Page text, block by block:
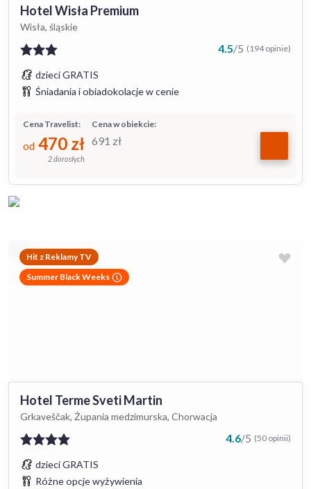
Hotel Wisła Premium
Wisła, śląskie
4.5/5 (194 opinie)
dzieci GRATIS
Śniadania i obiadokolacje w cenie
Cena w obiekcie:
691 zł
Cena Travelist:
od 470 zł
2 dorosłych
Hit z Reklamy TV
Summer Black Weeks
Hotel Terme Sveti Martin
Grkaveščak, Żupania medzimurska, Chorwacja
4.6/5 (50 opinii)
dzieci GRATIS
Różne opcje wyżywienia